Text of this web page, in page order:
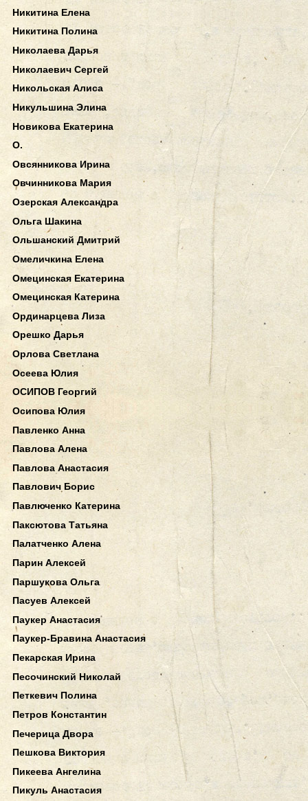
Никитина Елена
Никитина Полина
Николаева Дарья
Николаевич Сергей
Никольская Алиса
Никульшина Элина
Новикова Екатерина
О.
Овсянникова Ирина
Овчинникова Мария
Озерская Александра
Ольга Шакина
Ольшанский Дмитрий
Омеличкина Елена
Омецинская Екатерина
Омецинская Катерина
Ординарцева Лиза
Орешко Дарья
Орлова Светлана
Осеева Юлия
ОСИПОВ Георгий
Осипова Юлия
Павленко Анна
Павлова Алена
Павлова Анастасия
Павлович Борис
Павлюченко Катерина
Паксютова Татьяна
Палатченко Алена
Парин Алексей
Паршукова Ольга
Пасуев Алексей
Паукер Анастасия
Паукер-Бравина Анастасия
Пекарская Ирина
Песочинский Николай
Петкевич Полина
Петров Константин
Печерица Двора
Пешкова Виктория
Пикеева Ангелина
Пикуль Анастасия